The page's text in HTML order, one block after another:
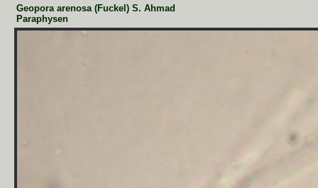
Geopora arenosa (Fuckel) S. Ahmad
Paraphysen